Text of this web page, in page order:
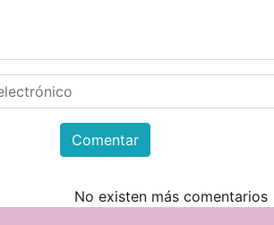
Comentar
No existen más comentarios